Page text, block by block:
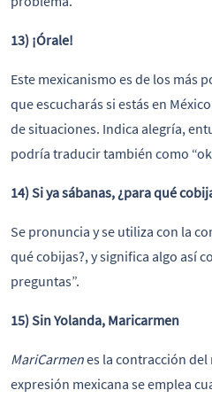
13) ¡Órale!
Este mexicanismo es de los más
que escucharás si estás en
de situaciones. Indica alegría,
podría traducir también como
14) Si ya sábanas, ¿para qué
Se pronuncia y se utiliza con la
qué cobijas?, y significa algo así
preguntas”.
15) Sin Yolanda, Maricarmen
MariCarmenes la contracción
expresión mexicana se emplea